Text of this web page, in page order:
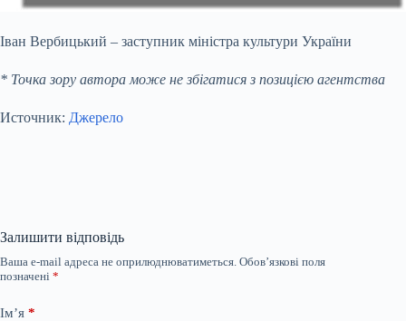
Іван Вербицький – заступник міністра культури України
* Точка зору автора може не збігатися з позицією агентства
Источник: Джерело
Залишити відповідь
Ваша e-mail адреса не оприлюднюватиметься. Обов’язкові поля
позначені *
Ім’я *